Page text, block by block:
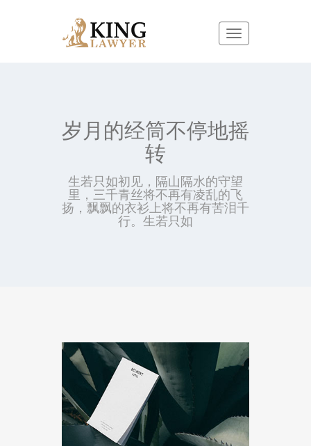
岁月的经筒不停地摇
转
生若只如初见，隔山隔水的守望
里，三千青丝将不再有凌乱的飞
扬，飘飘的衣衫上将不再有苦泪千
行。生若只如